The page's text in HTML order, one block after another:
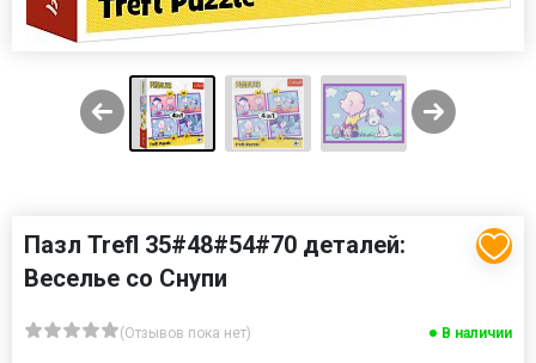
Пазл Trefl 35#48#54#70 деталей:
Веселье со Снупи
(Отзывов пока нет) В наличии